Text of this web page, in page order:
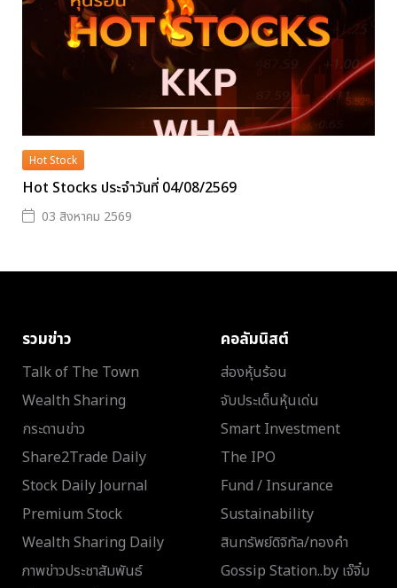
Hot Stock
Hot Stocks ประจำวันที่ 04/08/2569
03 สิงหาคม 2569
รวมข่าว
Talk of The Town
Wealth Sharing
กระดานข่าว
Share2Trade Daily
Stock Daily Journal
Premium Stock
Wealth Sharing Daily
ภาพข่าวประชาสัมพันธ์
คอลัมนิสต์
ส่องหุ้นร้อน
จับประเด็นหุ้นเด่น
Smart Investment
The IPO
Fund / Insurance
Sustainability
สินทรัพย์ดิจิทัล/ทองคำ
Gossip Station..by เจ๊จิ๋ม